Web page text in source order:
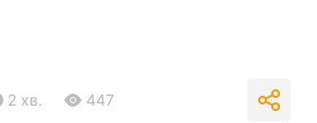
2 хв. 447